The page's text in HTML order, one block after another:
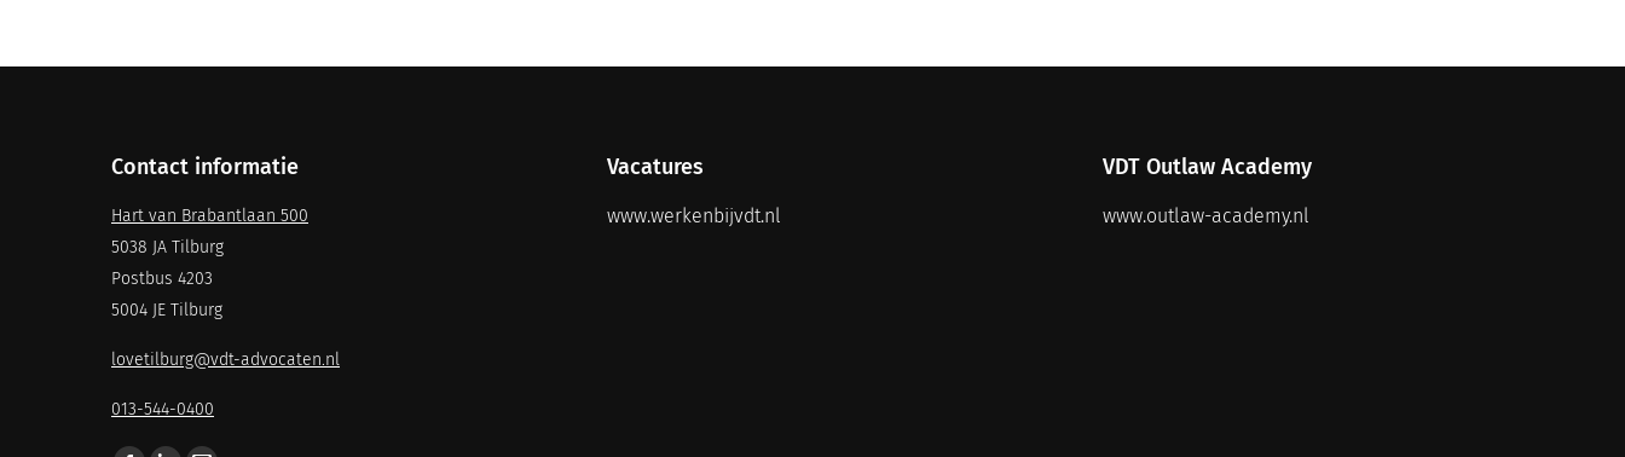
Contact informatie
Hart van Brabantlaan 500
5038 JA Tilburg
Postbus 4203
5004 JE Tilburg
lovetilburg@vdt-advocaten.nl
013-544-0400
Vacatures
www.werkenbijvdt.nl
VDT Outlaw Academy
www.outlaw-academy.nl